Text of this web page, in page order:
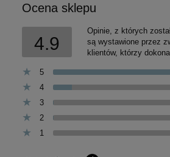
Ocena sklepu
4.9
Opinie, z których
są wystawione przez
klientów, którzy
5
4
3
2
1